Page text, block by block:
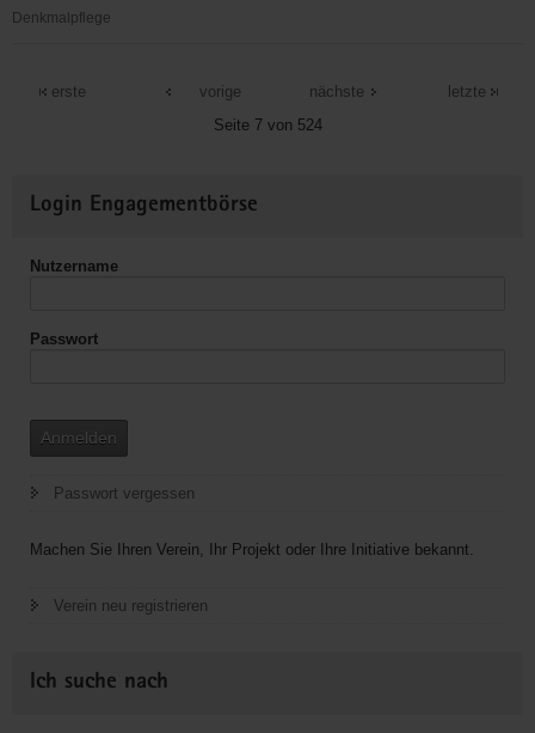
Denkmalpflege
Chemnitzer
erste
vorige
Seite 7 von 524
nächste letzte
Informationen
Login Engagementbörse
Nutzername
Passwort
Anmelden
Passwort vergessen
Machen Sie Ihren Verein, Ihr Projekt oder Ihre Initiative bekannt.
Verein neu registrieren
Ich suche nach